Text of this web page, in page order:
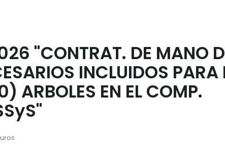
"CONTRAT. DE MANO
INCLUIDOS PARA
ARBOLES EN EL COMP.